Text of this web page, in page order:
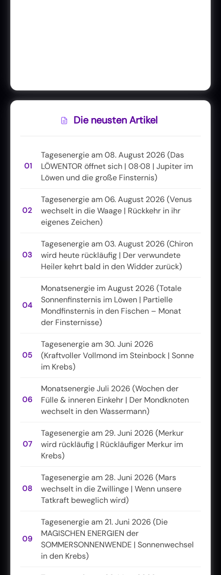
Die neusten Artikel
01
Tagesenergie am 08. August 2026 (Das
LÖWENTOR öffnet sich | 08·08 | Jupiter im
Löwen und die große Finsternis)
02
Tagesenergie am 06. August 2026 (Venus
wechselt in die Waage | Rückkehr in ihr
eigenes Zeichen)
03
Tagesenergie am 03. August 2026 (Chiron
wird heute rückläufig | Der verwundete
Heiler kehrt bald in den Widder zurück)
04
Monatsenergie im August 2026 (Totale
Sonnenfinsternis im Löwen | Partielle
Mondfinsternis in den Fischen – Monat
der Finsternisse)
05
Tagesenergie am 30. Juni 2026
(Kraftvoller Vollmond im Steinbock | Sonne
im Krebs)
06
Monatsenergie Juli 2026 (Wochen der
Fülle & inneren Einkehr | Der Mondknoten
wechselt in den Wassermann)
07
Tagesenergie am 29. Juni 2026 (Merkur
wird rückläufig | Rückläufiger Merkur im
Krebs)
08
Tagesenergie am 28. Juni 2026 (Mars
wechselt in die Zwillinge | Wenn unsere
Tatkraft beweglich wird)
09
Tagesenergie am 21. Juni 2026 (Die
MAGISCHEN ENERGIEN der
SOMMERSONNENWENDE | Sonnenwechsel
in den Krebs)